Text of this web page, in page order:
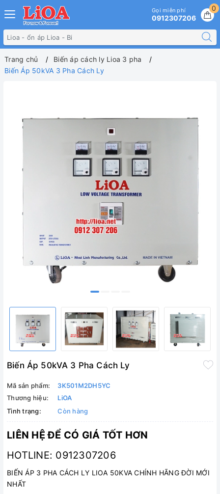
0
Gọi miễn phí
0912307206
Trang chủ
Biến áp cách ly Lioa 3 pha
Biến Áp 50kVA 3 Pha Cách Ly
Biến Áp 50kVA 3 Pha Cách Ly
Mã sản phẩm:
3K501M2DH5YC
Thương hiệu:
LiOA
Tình trạng:
Còn hàng
LIÊN HỆ ĐỂ CÓ GIÁ TỐT HƠN
HOTLINE: 0912307206
BIẾN ÁP 3 PHA CÁCH LY LIOA 50KVA CHÍNH HÃNG ĐỜI MỚI
NHẤT